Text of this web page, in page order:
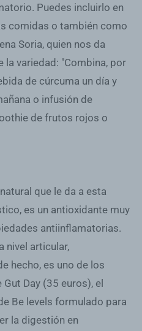
Puedes incluirlo en
comidas o también como
Soria, quien nos da
la variedad: "Combina, por
de cúrcuma un día y
o infusión de
de frutos rojos o
que le da a esta
es un antioxidante muy
antiinflamatorias.
nivel articular,
hecho, es uno de los
Day (35 euros), el
Be levels formulado para
la digestión en